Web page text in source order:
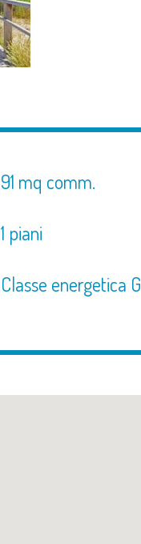
91 mq comm.
1 piani
Classe energetica G